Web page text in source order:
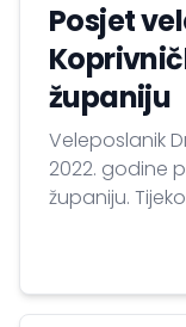
Posjet
županiju
Veleposlanik
2022. godine
županiju.
uspoznao s
zajednički